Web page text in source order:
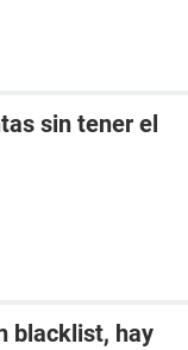
sin tener el
blacklist, hay